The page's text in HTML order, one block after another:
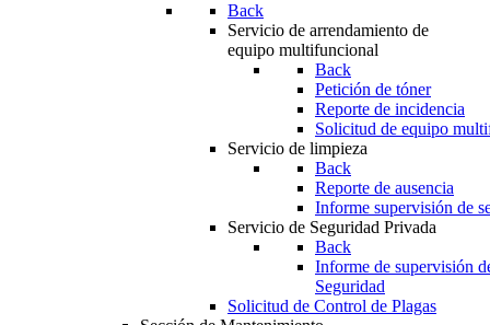
Back
Servicio de arrendamiento de
equipo multifuncional
Back
Petición de tóner
Reporte de incidencia
Solicitud de equipo
Servicio de limpieza
Back
Reporte de ausencia
Informe supervisión de
Servicio de Seguridad Privada
Back
Informe de supervisión
Seguridad
Solicitud de Control de Plagas